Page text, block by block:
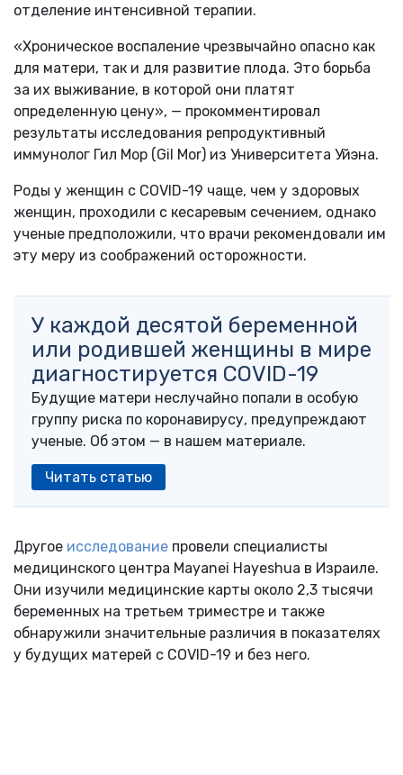
отделение интенсивной терапии.
«Хроническое воспаление чрезвычайно опасно как
для матери, так и для развитие плода. Это борьба
за их выживание, в которой они платят
определенную цену», — прокомментировал
результаты исследования репродуктивный
иммунолог Гил Мор (Gil Mor) из Университета Уйэна.
Роды у женщин с COVID-19 чаще, чем у здоровых
женщин, проходили с кесаревым сечением, однако
ученые предположили, что врачи рекомендовали им
эту меру из соображений осторожности.
У каждой десятой беременной
или родившей женщины в мире
диагностируется COVID-19
Будущие матери неслучайно попали в особую
группу риска по коронавирусу, предупреждают
ученые. Об этом — в нашем материале.
Читать статью
Другое исследование провели специалисты
медицинского центра Mayanei Hayeshua в Израиле.
Они изучили медицинские карты около 2,3 тысячи
беременных на третьем триместре и также
обнаружили значительные различия в показателях
у будущих матерей с COVID-19 и без него.